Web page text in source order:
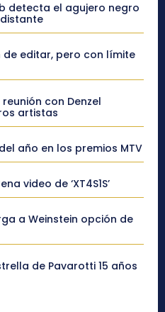
detecta el agujero negro
editar, pero con límite
con Denzel
artistas
año en los premios MTV
video de ‘XT4S1S’
a Weinstein opción de
de Pavarotti 15 años